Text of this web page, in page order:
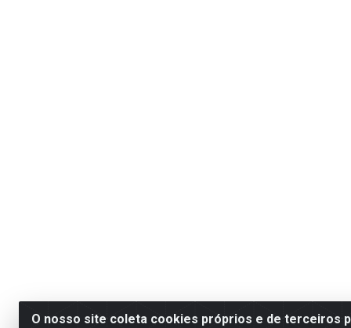
O nosso site coleta cookies próprios e de terceiros